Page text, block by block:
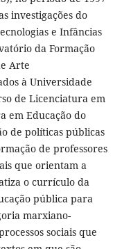
investigações do
e Infâncias
da Formação
Arte
à Universidade
de Licenciatura em
em Educação do
de políticas públicas
de professores
que orientam a
o currículo da
pública para
marxiano-
sociais que